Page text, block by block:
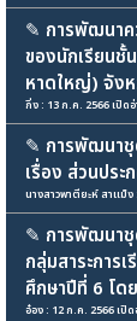
✎ การพัฒนาค
ของนักเรียนชั้
หาดใหญ่) จัง
กิ่ง : 13 ก.ค. 2566 เปิด
✎ การพัฒนาชุ
เรื่อง ส่วนปร
นางสาวพาตียะห์ สาแม็
✎ การพัฒนาชุ
กลุ่มสาระการ
ศึกษาปีที่ 6 โด
อ๋อง : 12 ก.ค. 2566 เปิ